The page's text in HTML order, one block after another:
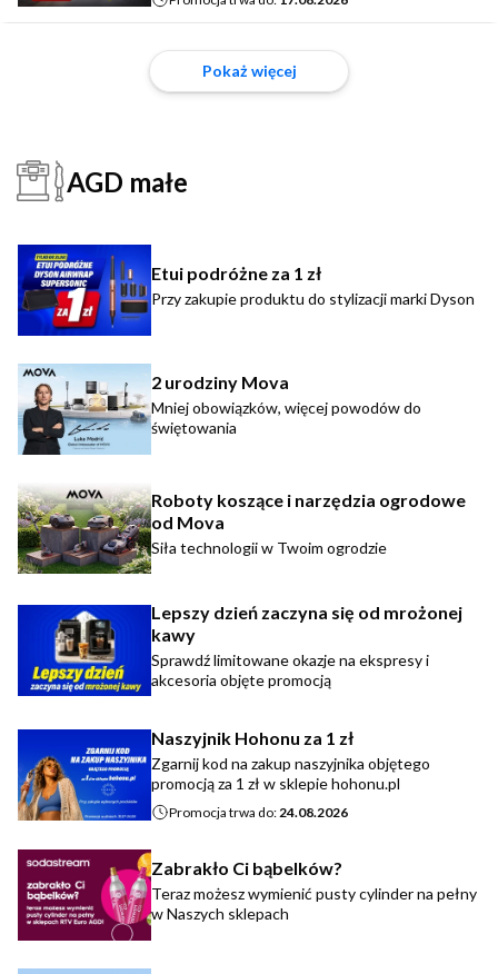
Pokaż więcej
AGD małe
Etui podróżne za 1 zł
Przy zakupie produktu do stylizacji marki Dyson
2 urodziny Mova
Mniej obowiązków, więcej powodów do
świętowania
Roboty koszące i narzędzia ogrodowe
od Mova
Siła technologii w Twoim ogrodzie
Lepszy dzień zaczyna się od mrożonej
kawy
Sprawdź limitowane okazje na ekspresy i
akcesoria objęte promocją
Naszyjnik Hohonu za 1 zł
Zgarnij kod na zakup naszyjnika objętego
promocją za 1 zł w sklepie hohonu.pl
Promocja trwa do:24.08.2026
Zabrakło Ci bąbelków?
Teraz możesz wymienić pusty cylinder na pełny
w Naszych sklepach